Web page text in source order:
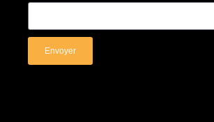
Envoyer